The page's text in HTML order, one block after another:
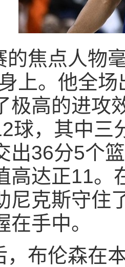
的焦点人物
上。他全
极高的进攻
球，其中三
出36分5个
高达正11。
尼克斯守住
手中。
，布伦森在